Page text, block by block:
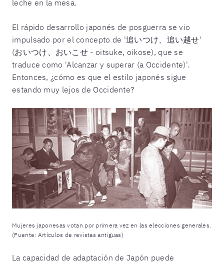
leche en la mesa.
El rápido desarrollo japonés de posguerra se vio
impulsado por el concepto de '追いつけ、追い越せ'
(おいつけ、おいこせ - oitsuke, oikose), que se
traduce como 'Alcanzar y superar (a Occidente)'.
Entonces, ¿cómo es que el estilo japonés sigue
estando muy lejos de Occidente?
Mujeres japonesas votan por primera vez en las elecciones generales.
(Fuente: Artículos de revistas antiguas)
La capacidad de adaptación de Japón puede